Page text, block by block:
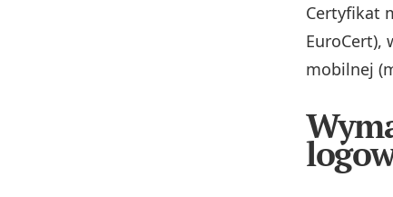
Certyfikat
EuroCert),
mobilnej